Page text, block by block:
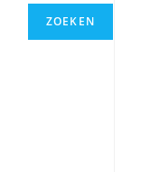
ZOEKEN